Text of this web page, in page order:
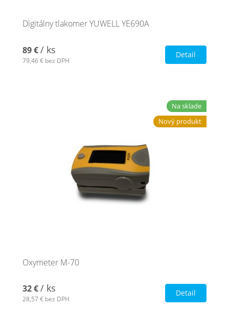
Digitálny tlakomer YUWELL YE690A
89 €/ ks
79,46 € bez DPH
Detail
Na sklade
Nový produkt
Oxymeter M-70
32 €/ ks
28,57 € bez DPH
Detail